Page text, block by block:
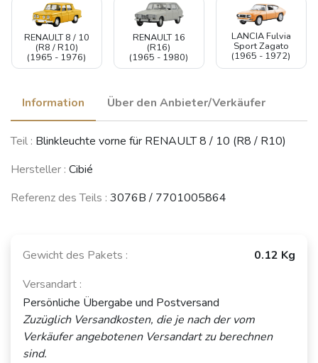
RENAULT 8 / 10
(R8 / R10)
(1965 - 1976)
RENAULT 16
(R16)
(1965 - 1980)
LANCIA Fulvia
Sport Zagato
(1965 - 1972)
Information Über den Anbieter/Verkäufer
Teil : Blinkleuchte vorne für RENAULT 8 / 10 (R8 / R10)
Hersteller : Cibié
Referenz des Teils : 3076B / 7701005864
Gewicht des Pakets :
0.12 Kg
Versandart :
Persönliche Übergabe und Postversand
Zuzüglich Versandkosten, die je nach der vom
Verkäufer angebotenen Versandart zu berechnen
sind.